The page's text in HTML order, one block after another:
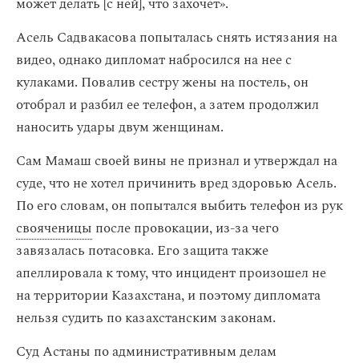
Асель Садвакасова попыталась снять истязания на
видео, однако дипломат набросился на нее с
кулаками. Повалив сестру жены на постель, он
отобрал и разбил ее телефон, а затем продолжил
наносить удары двум женщинам.
Сам Мамаш своей вины не признал и утверждал на
суде, что не хотел причинить вред здоровью Асель.
По его словам, он попытался выбить телефон из рук
свояченицы после провокации, из-за чего
завязалась потасовка. Его защита также
апеллировала к тому, что инцидент произошел не
на территории Казахстана, и поэтому дипломата
нельзя судить по казахстанским законам.
Суд Астаны по административным делам